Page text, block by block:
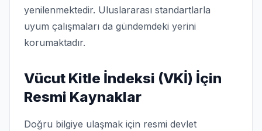
yenilenmektedir. Uluslararası standartlarla
uyum çalışmaları da gündemdeki yerini
korumaktadır.
Vücut Kitle İndeksi (VKİ) İçin
Resmi Kaynaklar
Doğru bilgiye ulaşmak için resmi devlet